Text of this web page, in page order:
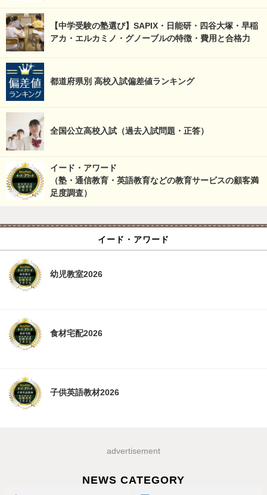
【中学受験の塾選び】SAPIX・日能研・四谷大塚・早稲
アカ・エルカミノ・グノーブルの特徴・費用と合格力
都道府県別 高校入試偏差値ランキング
全国公立高校入試（過去入試問題・正答）
イード・アワード
（塾・通信教育・英語教育などの教育サービスの顧客満
足度調査）
イード・アワード
幼児教室2026
食材宅配2026
子供英語教材2026
advertisement
NEWS CATEGORY